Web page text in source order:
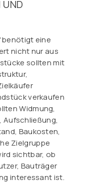
UND
benötigt eine
nicht nur aus
sollten mit
verkaufen
Widmung,
Aufschließung,
Baukosten,
Zielgruppe
sichtbar, ob
Bauträger
interessant ist.